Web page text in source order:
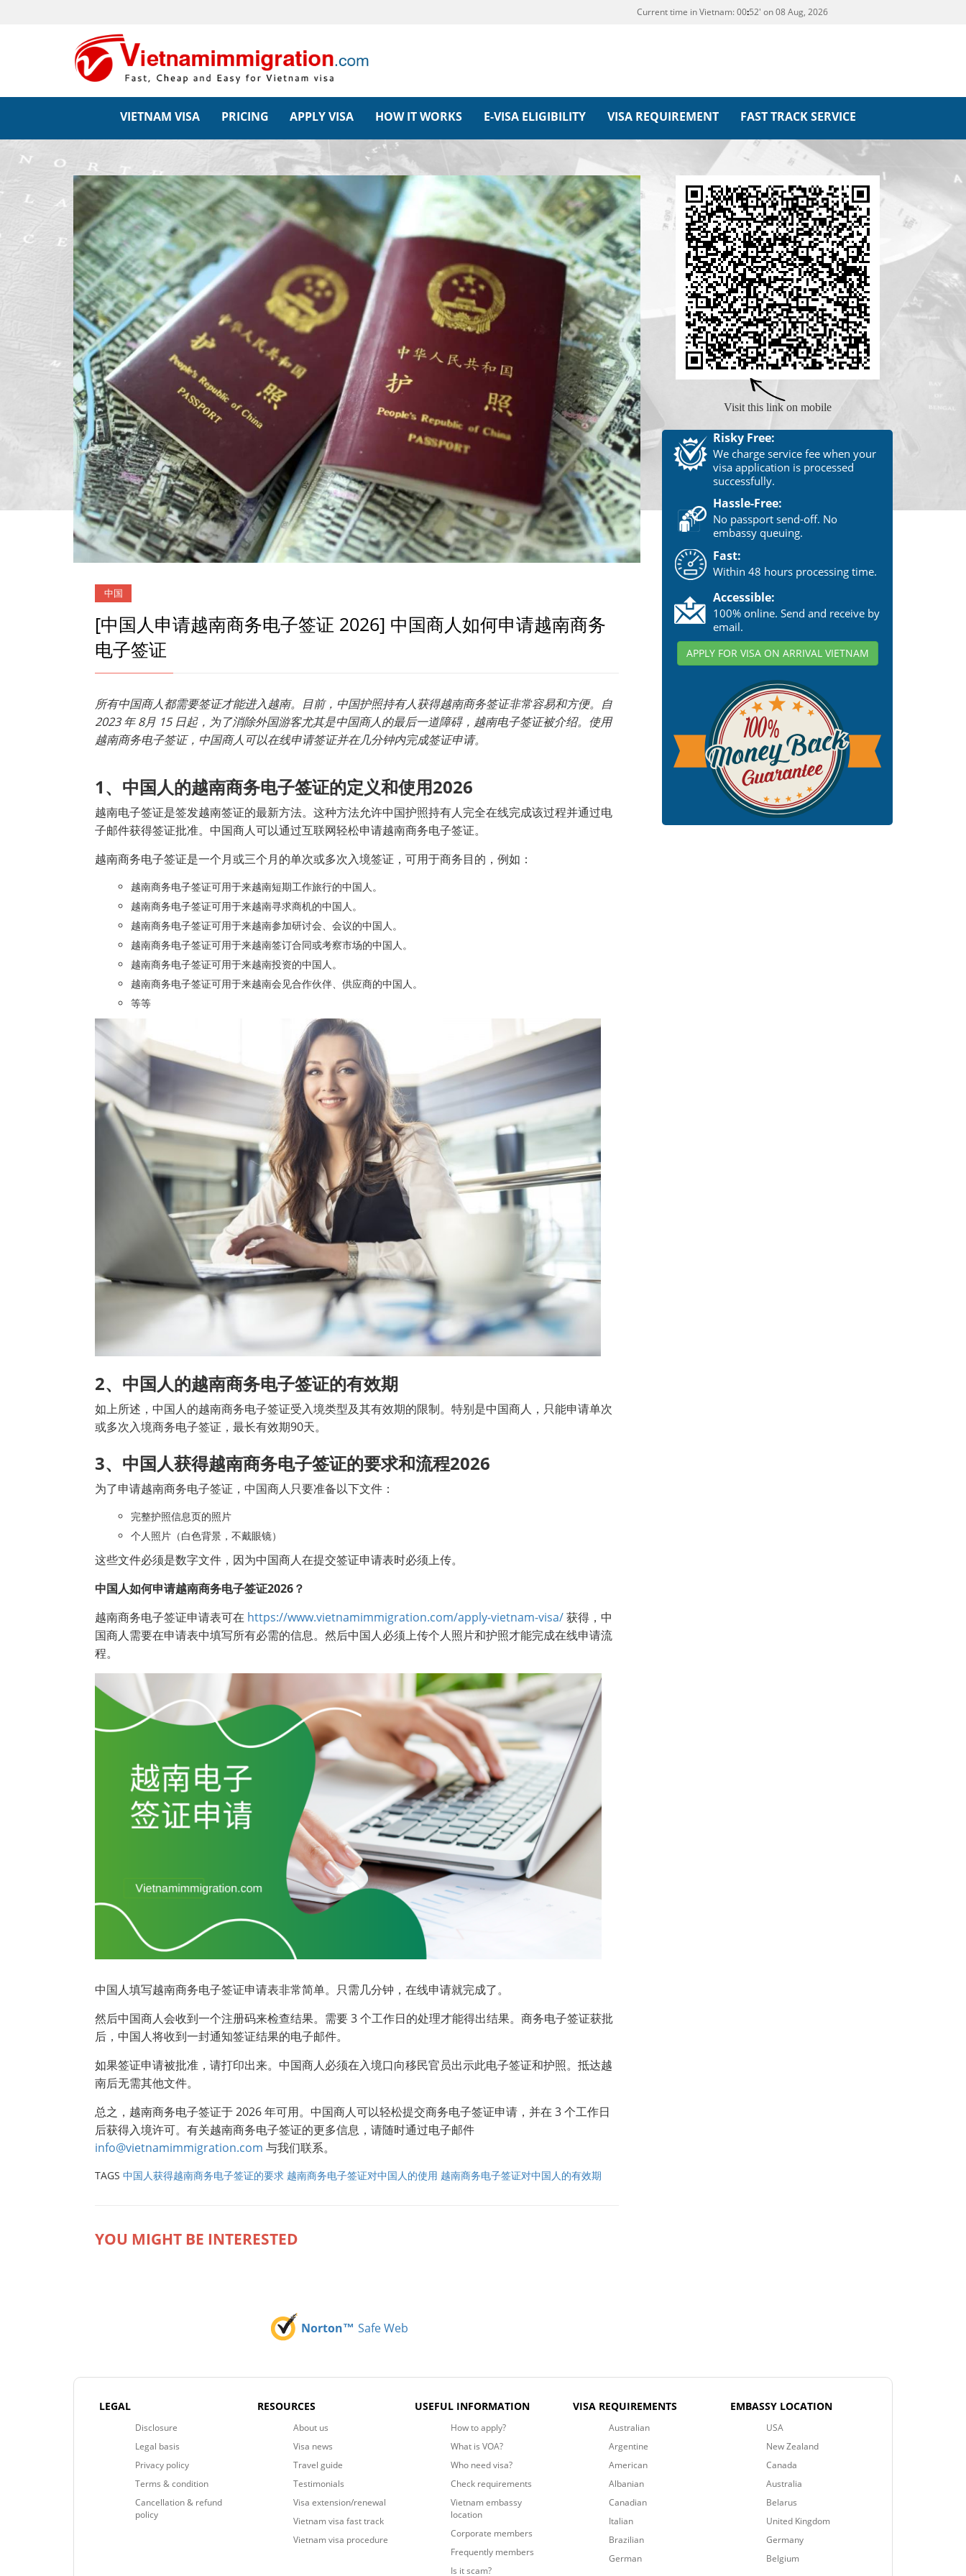
Current time in Vietnam:00 52' on 08 Aug, 2026
VIETNAM VISA PRICING APPLY VISA HOW IT WORKS E-VISA ELIGIBILITY VISA REQUIREMENT FAST TRACK SERVICE
中国
[中国人申请越南商务电子签证 2026] 中国商人如何申请越南商务
电子签证
所有中国商人都需要签证才能进入越南。目前，中国护照持有人获得越南商务签证非常容易和方便。自
2023年 8月 15日起，为了消除外国游客尤其是中国商人的最后一道障碍，越南电子签证被介绍。使用
越南商务电子签证，中国商人可以在线申请签证并在几分钟内完成签证申请。
1、中国人的越南商务电子签证的定义和使用2026
越南电子签证是签发越南签证的最新方法。这种方法允许中国护照持有人完全在线完成该过程并通过电
子邮件获得签证批准。中国商人可以通过互联网轻松申请越南商务电子签证。
越南商务电子签证是一个月或三个月的单次或多次入境签证，可用于商务目的，例如：
越南商务电子签证可用于来越南短期工作旅行的中国人。
越南商务电子签证可用于来越南寻求商机的中国人。
越南商务电子签证可用于来越南参加研讨会、会议的中国人。
越南商务电子签证可用于来越南签订合同或考察市场的中国人。
越南商务电子签证可用于来越南投资的中国人。
越南商务电子签证可用于来越南会见合作伙伴、供应商的中国人。
等等
2、中国人的越南商务电子签证的有效期
如上所述，中国人的越南商务电子签证受入境类型及其有效期的限制。特别是中国商人，只能申请单次
或多次入境商务电子签证，最长有效期90天。
3、中国人获得越南商务电子签证的要求和流程2026
为了申请越南商务电子签证，中国商人只要准备以下文件：
完整护照信息页的照片
个人照片（白色背景，不戴眼镜）
这些文件必须是数字文件，因为中国商人在提交签证申请表时必须上传。
中国人如何申请越南商务电子签证2026？
越南商务电子签证申请表可在 https://www.vietnamimmigration.com/apply-vietnam-visa/获得，中
国商人需要在申请表中填写所有必需的信息。然后中国人必须上传个人照片和护照才能完成在线申请流
程。
中国人填写越南商务电子签证申请表非常简单。只需几分钟，在线申请就完成了。
然后中国商人会收到一个注册码来检查结果。需要 3 个工作日的处理才能得出结果。商务电子签证获批
后，中国人将收到一封通知签证结果的电子邮件。
如果签证申请被批准，请打印出来。中国商人必须在入境口向移民官员出示此电子签证和护照。抵达越
南后无需其他文件。
总之，越南商务电子签证于 2026 年可用。中国商人可以轻松提交商务电子签证申请，并在 3 个工作日
后获得入境许可。有关越南商务电子签证的更多信息，请随时通过电子邮件
info@vietnamimmigration.com 与我们联系。
TAGS 中国人获得越南商务电子签证的要求 越南商务电子签证对中国人的使用 越南商务电子签证对中国人的有效期
YOU MIGHT BE INTERESTED
Visit this link on mobile
Risky Free:
We charge service fee when your
visa application is processed
successfully.
Hassle-Free:
No passport send-off. No
embassy queuing.
Fast:
Within 48 hours processing time.
Accessible:
100% online. Send and receive by
email.
APPLY FOR VISA ON ARRIVAL VIETNAM
Norton™ Safe Web
LEGAL
Disclosure
Legal basis
Privacy policy
Terms & condition
Cancellation & refund
policy
RESOURCES
About us
Visa news
Travel guide
Testimonials
Visa extension/renewal
Vietnam visa fast track
Vietnam visa procedure
USEFUL INFORMATION
How to apply?
What is VOA?
Who need visa?
Check requirements
Vietnam embassy
location
Corporate members
Frequently members
Is it scam?
VISA REQUIREMENTS
Australian
Argentine
American
Albanian
Canadian
Italian
Brazilian
German
EMBASSY LOCATION
USA
New Zealand
Canada
Australia
Belarus
United Kingdom
Germany
Belgium